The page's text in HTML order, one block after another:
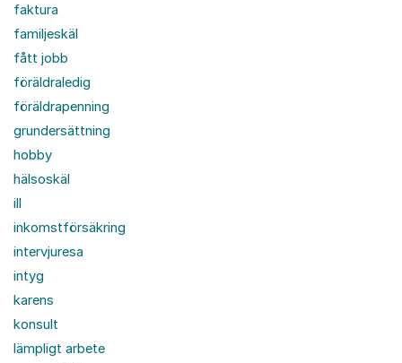
faktura
familjeskäl
fått jobb
föräldraledig
föräldrapenning
grundersättning
hobby
hälsoskäl
ill
inkomstförsäkring
intervjuresa
intyg
karens
konsult
lämpligt arbete